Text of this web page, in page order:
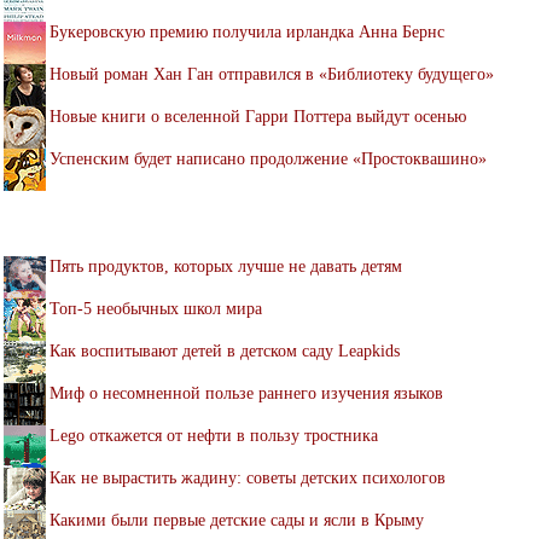
Букеровскую премию получила ирландка Анна Бернс
Новый роман Хан Ган отправился в «Библиотеку будущего»
Новые книги о вселенной Гарри Поттера выйдут осенью
Успенским будет написано продолжение «Простоквашино»
Пять продуктов, которых лучше не давать детям
Топ-5 необычных школ мира
Как воспитывают детей в детском саду Leapkids
Миф о несомненной пользе раннего изучения языков
Lego откажется от нефти в пользу тростника
Как не вырастить жадину: советы детских психологов
Какими были первые детские сады и ясли в Крыму